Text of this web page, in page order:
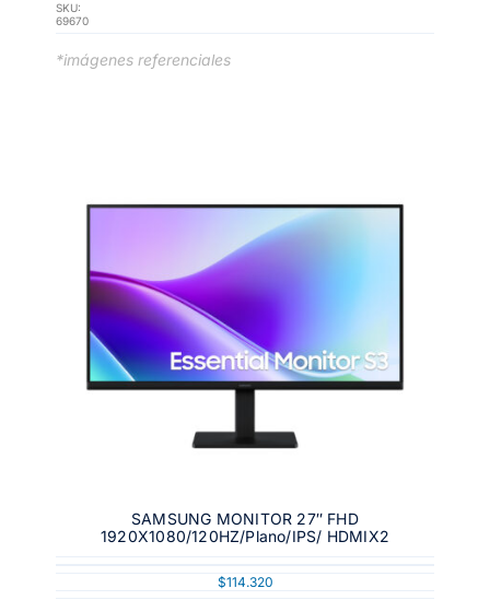
SKU:
69670
*imágenes referenciales
SAMSUNG MONITOR 27″ FHD
1920X1080/120HZ/Plano/IPS/ HDMIX2
$114.320